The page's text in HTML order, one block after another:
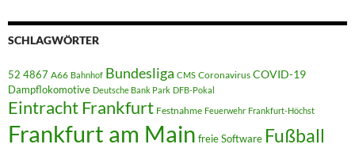
SCHLAGWÖRTER
52 4867 A66 Bahnhof Bundesliga CMS Coronavirus COVID-19
Dampflokomotive Deutsche Bank Park DFB-Pokal
Eintracht Frankfurt Festnahme Feuerwehr Frankfurt-Höchst
Frankfurt am Main freie Software Fußball